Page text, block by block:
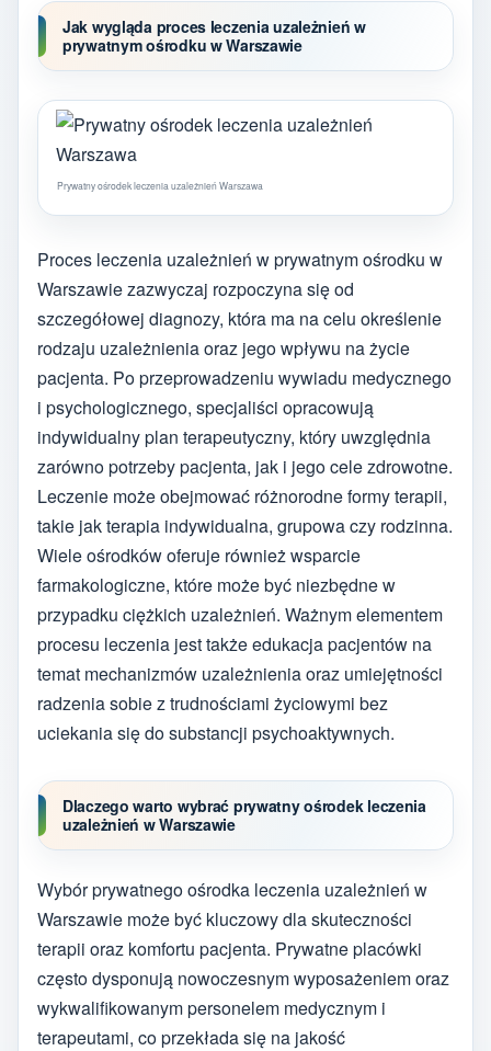
Jak wygląda proces leczenia uzależnień w
prywatnym ośrodku w Warszawie
Prywatny ośrodek leczenia uzależnień Warszawa
Proces leczenia uzależnień w prywatnym ośrodku w
Warszawie zazwyczaj rozpoczyna się od
szczegółowej diagnozy, która ma na celu określenie
rodzaju uzależnienia oraz jego wpływu na życie
pacjenta. Po przeprowadzeniu wywiadu medycznego
i psychologicznego, specjaliści opracowują
indywidualny plan terapeutyczny, który uwzględnia
zarówno potrzeby pacjenta, jak i jego cele zdrowotne.
Leczenie może obejmować różnorodne formy terapii,
takie jak terapia indywidualna, grupowa czy rodzinna.
Wiele ośrodków oferuje również wsparcie
farmakologiczne, które może być niezbędne w
przypadku ciężkich uzależnień. Ważnym elementem
procesu leczenia jest także edukacja pacjentów na
temat mechanizmów uzależnienia oraz umiejętności
radzenia sobie z trudnościami życiowymi bez
uciekania się do substancji psychoaktywnych.
Dlaczego warto wybrać prywatny ośrodek leczenia
uzależnień w Warszawie
Wybór prywatnego ośrodka leczenia uzależnień w
Warszawie może być kluczowy dla skuteczności
terapii oraz komfortu pacjenta. Prywatne placówki
często dysponują nowoczesnym wyposażeniem oraz
wykwalifikowanym personelem medycznym i
terapeutami, co przekłada się na jakość